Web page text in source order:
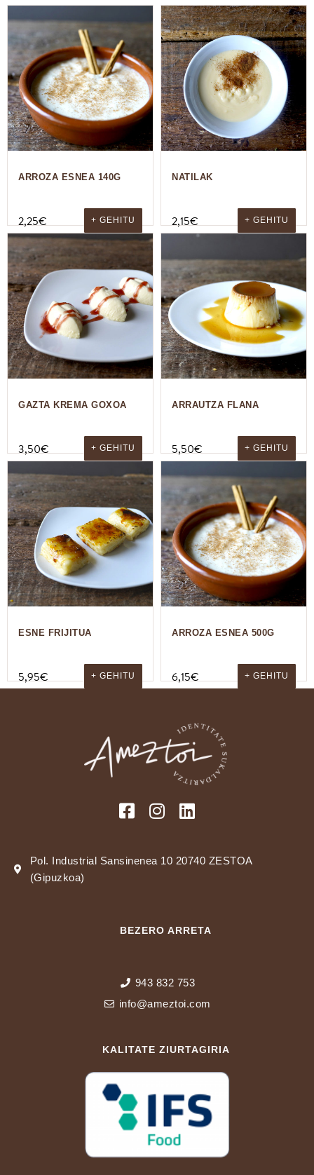
ARROZA ESNEA 140G
2,25€ + GEHITU
NATILAK
2,15€ + GEHITU
GAZTA KREMA GOXOA
3,50€ + GEHITU
ARRAUTZA FLANA
5,50€ + GEHITU
ESNE FRIJITUA
5,95€ + GEHITU
ARROZA ESNEA 500G
6,15€ + GEHITU
Pol. Industrial Sansinenea 10 20740 ZESTOA
(Gipuzkoa)
BEZERO ARRETA
943 832 753
info@ameztoi.com
KALITATE ZIURTAGIRIA